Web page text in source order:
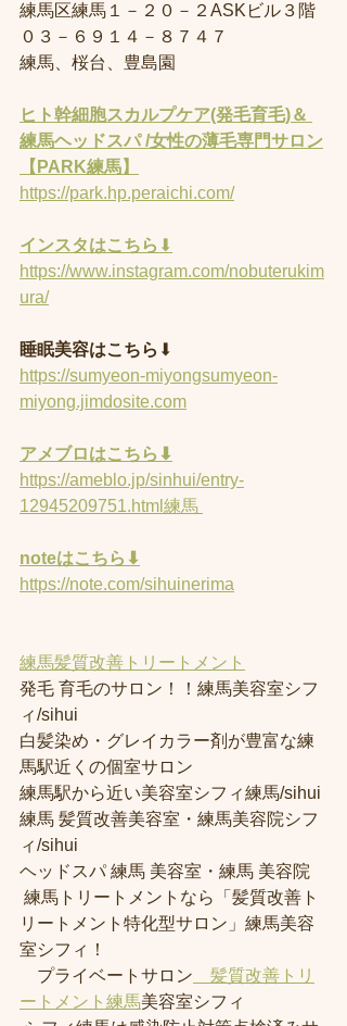
練馬区練馬１－２０－２ASKビル３階
０３－６９１４－８７４７
練馬、桜台、豊島園
ヒト幹細胞スカルプケア(発毛育毛)＆
練馬ヘッドスパ /女性の薄毛専門サロン
【PARK練馬】
https://park.hp.peraichi.com/
インスタはこちら ⬇︎
https://www.instagram.com/nobuterukim
ura/
睡眠美容はこちら ⬇︎
https://sumyeon-miyongsumyeon-
miyong.jimdosite.com
アメブロはこちら⬇︎
https://ameblo.jp/sinhui/entry-
12945209751.html練馬
noteはこちら⬇︎
https://note.com/sihuinerima
練馬髪質改善トリートメント
発毛 育毛のサロン！！練馬美容室シフ
ィ/sihui
白髪染め・グレイカラー剤が豊富な練
馬駅近くの個室サロン
練馬駅から近い美容室シフィ練馬/sihui
練馬 髪質改善美容室・練馬美容院シフ
ィ/sihui
ヘッドスパ 練馬 美容室・練馬 美容院
練馬トリートメントなら「髪質改善ト
リートメント特化型サロン」練馬美容
室シフィ！
プライベートサロン 髪質改善トリ
ートメント練馬美容室シフィ